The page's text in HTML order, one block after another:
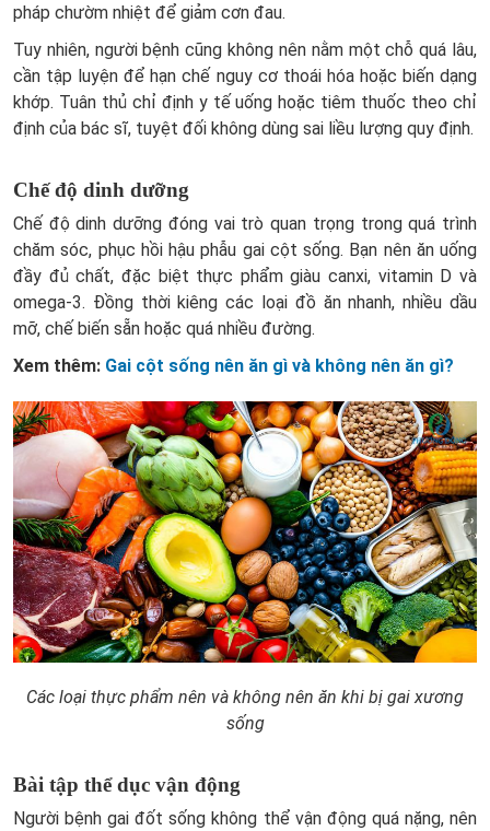
pháp chườm nhiệt để giảm cơn đau.
Tuy nhiên, người bệnh cũng không nên nằm một chỗ quá lâu,
cần tập luyện để hạn chế nguy cơ thoái hóa hoặc biến dạng
khớp. Tuân thủ chỉ định y tế uống hoặc tiêm thuốc theo chỉ
định của bác sĩ, tuyệt đối không dùng sai liều lượng quy định.
Chế độ dinh dưỡng
Chế độ dinh dưỡng đóng vai trò quan trọng trong quá trình
chăm sóc, phục hồi hậu phẫu gai cột sống. Bạn nên ăn uống
đầy đủ chất, đặc biệt thực phẩm giàu canxi, vitamin D và
omega-3. Đồng thời kiêng các loại đồ ăn nhanh, nhiều dầu
mỡ, chế biến sẵn hoặc quá nhiều đường.
Xem thêm: Gai cột sống nên ăn gì và không nên ăn gì?
Các loại thực phẩm nên và không nên ăn khi bị gai xương
sống
Bài tập thể dục vận động
Người bệnh gai đốt sống không thể vận động quá nặng, nên